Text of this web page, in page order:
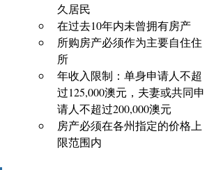
久居民
在过去10年内未曾拥有房产
所购房产必须作为主要自住住
所
年收入限制：单身申请人不超
过125,000澳元，夫妻或共同申
请人不超过200,000澳元
房产必须在各州指定的价格上
限范围内